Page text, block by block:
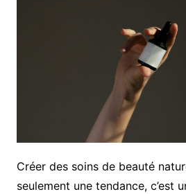
Créer des soins de beauté
seulement une tendance, c’est